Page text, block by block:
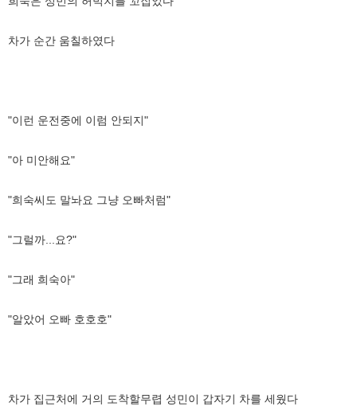
차가 순간 움칠하였다
"이런 운전중에 이럼 안되지"
"아 미안해요"
"희숙씨도 말놔요 그냥 오빠처럼"
"그럴까...요?"
"그래 희숙아"
"알았어 오빠 호호호"
차가 집근처에 거의 도착할무렵 성민이 갑자기 차를 세웠다